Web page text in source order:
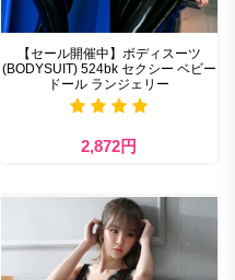
【セール開催中】ボディスーツ
(BODYSUIT) 524bk セクシー ベビー
ドール ランジェリー
2,872円